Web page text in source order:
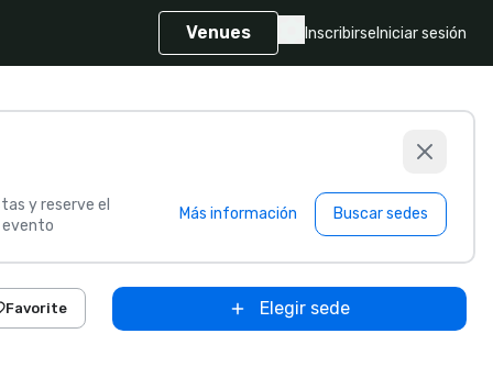
Venues Inscribirse Iniciar sesión
y reserve el
evento
Más información Buscar sedes
Favorite Elegir sede